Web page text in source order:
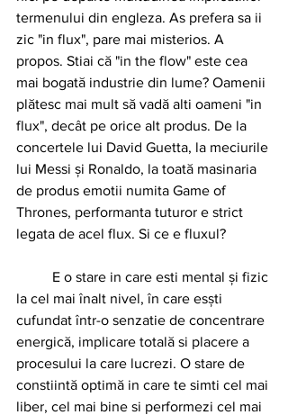
termenului din engleza. As prefera sa ii
zic "in flux", pare mai misterios. A
propos. Stiai că "in the flow" este cea
mai bogată industrie din lume? Oamenii
plătesc mai mult să vadă alti oameni "in
flux", decât pe orice alt produs. De la
concertele lui David Guetta, la meciurile
lui Messi și Ronaldo, la toată masinaria
de produs emotii numita Game of
Thrones, performanta tuturor e strict
legata de acel flux. Si ce e fluxul?
la cel mai înalt nivel, în care esști
cufundat într-o senzatie de concentrare
energică, implicare totală si placere a
procesului la care lucrezi. O stare de
constiintă optimă in care te simti cel mai
liber, cel mai bine si performezi cel mai